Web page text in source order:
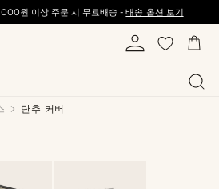
원 이상 주문 시 무료배송 -배송 옵션 보기
단추 커버